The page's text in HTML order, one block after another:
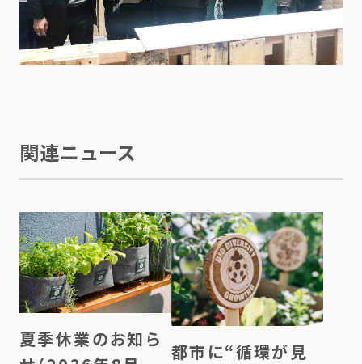
関連ニュース
夏季休業のお知ら
都市に“循環が見